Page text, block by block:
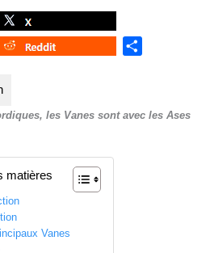
e
les Vanes sont avec les Ases
matières
Vanes